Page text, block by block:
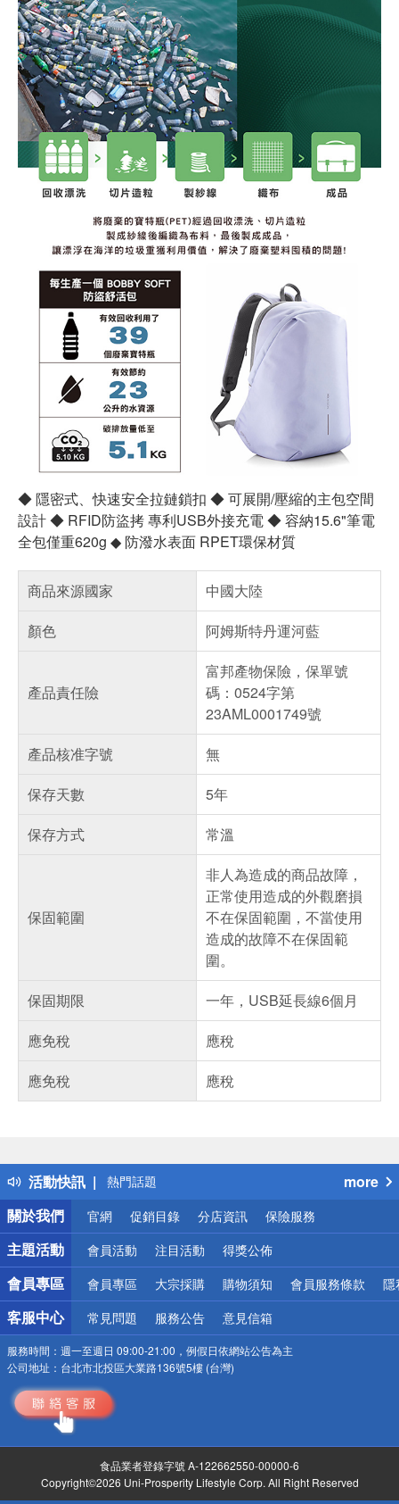
◆ 隱密式、快速安全拉鏈鎖扣 ◆ 可展開/壓縮的主包空間
設計 ◆ RFID防盜拷 專利USB外接充電 ◆ 容納15.6"筆電
全包僅重620g ◆ 防潑水表面 RPET環保材質
商品來源國家
中國大陸
顏色
阿姆斯特丹運河藍
產品責任險
富邦產物保險，保單號
碼：0524字第
23AML0001749號
產品核准字號
無
保存天數
5年
保存方式
常溫
保固範圍
非人為造成的商品故障，
正常使用造成的外觀磨損
不在保固範圍，不當使用
造成的故障不在保固範
圍。
保固期限
一年，USB延長線6個月
應免稅
應稅
應免稅
應稅
活動快訊
得獎公告
熱門話題
銀行優惠
偏遠地區配送
詐騙網頁！請小心！
more
關於我們
官網 促銷目錄 分店資訊 保險服務
主題活動 會員活動 注目活動 得獎公佈
會員專區 會員專區 大宗採購 購物須知 會員服務條款 隱
客服中心 常見問題 服務公告 意見信箱
服務時間： 週一至週日 09:00-21:00，例假日依網站公告為主
公司地址： 台北市北投區大業路136號5樓 (台灣)
食品業者登錄字號 A-122662550-00000-6
Copyright©2026 Uni-Prosperity Lifestyle Corp. All Right Reserved